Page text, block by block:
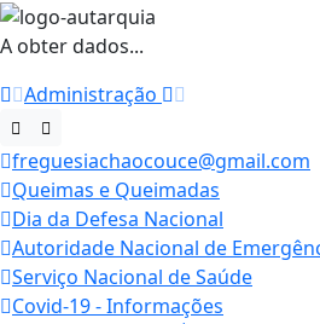
A obter dados...
Administração
freguesiachaocouce@gmail.com
Queimas e Queimadas
Dia da Defesa Nacional
Autoridade Nacional de
Serviço Nacional de Saúde
Covid-19 - Informações